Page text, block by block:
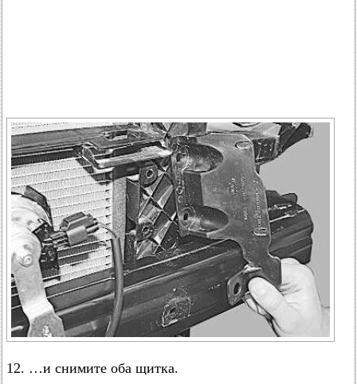
12. …и снимите оба щитка.